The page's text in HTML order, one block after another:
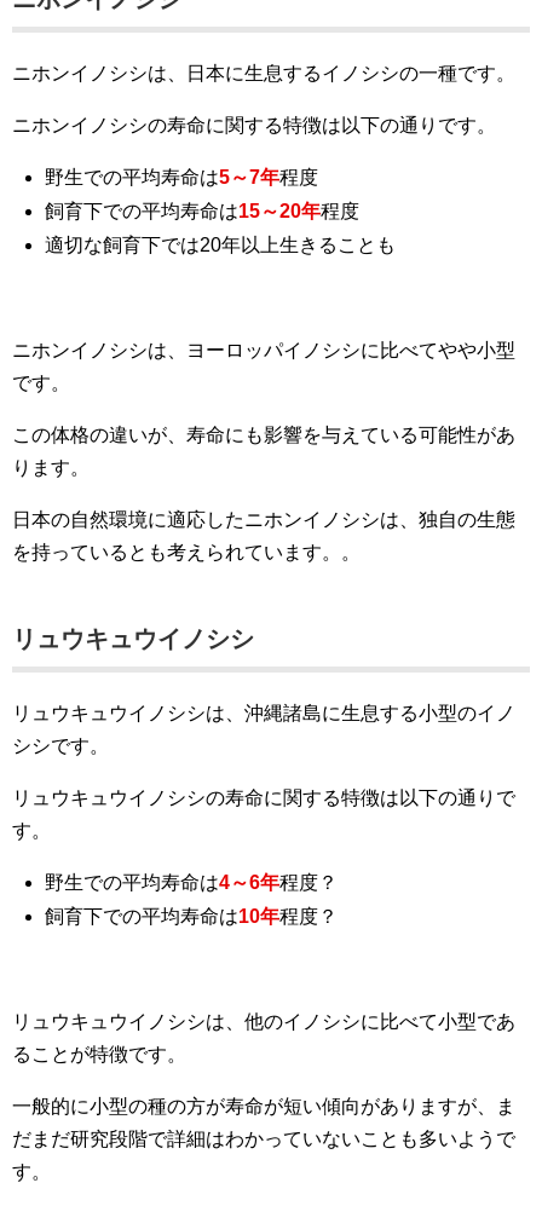
ニホンイノシシは、日本に生息するイノシシの一種です。
ニホンイノシシの寿命に関する特徴は以下の通りです。
野生での平均寿命は5～7年程度
飼育下での平均寿命は15～20年程度
適切な飼育下では20年以上生きることも
ニホンイノシシは、ヨーロッパイノシシに比べてやや小型
です。
この体格の違いが、寿命にも影響を与えている可能性があ
ります。
日本の自然環境に適応したニホンイノシシは、独自の生態
を持っているとも考えられています。。
リュウキュウイノシシ
リュウキュウイノシシは、沖縄諸島に生息する小型のイノ
シシです。
リュウキュウイノシシの寿命に関する特徴は以下の通りで
す。
野生での平均寿命は4～6年程度？
飼育下での平均寿命は10年程度？
リュウキュウイノシシは、他のイノシシに比べて小型であ
ることが特徴です。
一般的に小型の種の方が寿命が短い傾向がありますが、ま
だまだ研究段階で詳細はわかっていないことも多いようで
す。